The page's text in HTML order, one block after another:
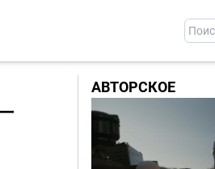
АВТОРСКОЕ